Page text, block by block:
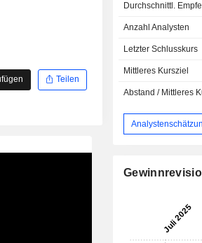
Teilen
Durchschnittl.
Anzahl Analysten
Letzter Schlusskurs
Mittleres Kursziel
Abstand / Mittleres